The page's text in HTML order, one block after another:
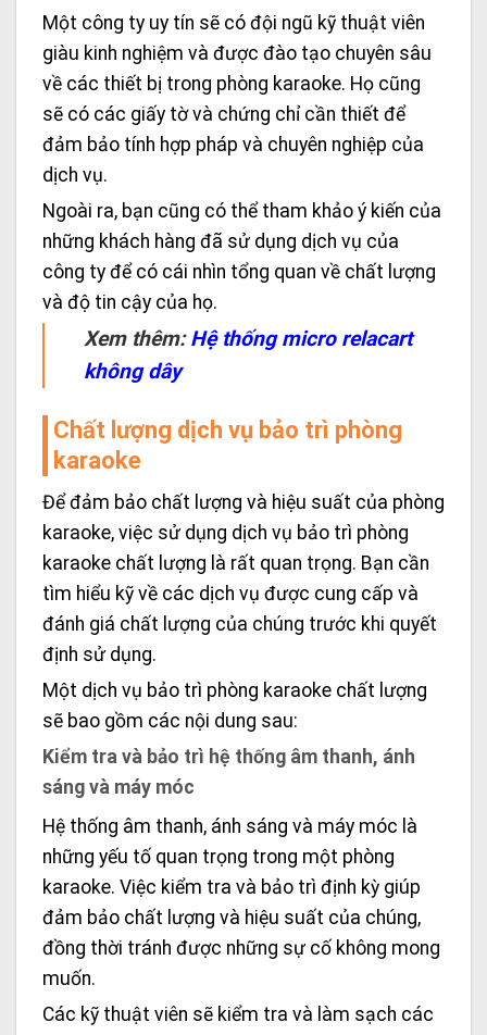
Một công ty uy tín sẽ có đội ngũ kỹ thuật viên
giàu kinh nghiệm và được đào tạo chuyên sâu
về các thiết bị trong phòng karaoke. Họ cũng
sẽ có các giấy tờ và chứng chỉ cần thiết để
đảm bảo tính hợp pháp và chuyên nghiệp của
dịch vụ.
Ngoài ra, bạn cũng có thể tham khảo ý kiến của
những khách hàng đã sử dụng dịch vụ của
công ty để có cái nhìn tổng quan về chất lượng
và độ tin cậy của họ.
Xem thêm:Hệ thống micro relacart
không dây
Chất lượng dịch vụ bảo trì phòng
karaoke
Để đảm bảo chất lượng và hiệu suất của phòng
karaoke, việc sử dụng dịch vụ bảo trì phòng
karaoke chất lượng là rất quan trọng. Bạn cần
tìm hiểu kỹ về các dịch vụ được cung cấp và
đánh giá chất lượng của chúng trước khi quyết
định sử dụng.
Một dịch vụ bảo trì phòng karaoke chất lượng
sẽ bao gồm các nội dung sau:
Kiểm tra và bảo trì hệ thống âm thanh, ánh
sáng và máy móc
Hệ thống âm thanh, ánh sáng và máy móc là
những yếu tố quan trọng trong một phòng
karaoke. Việc kiểm tra và bảo trì định kỳ giúp
đảm bảo chất lượng và hiệu suất của chúng,
đồng thời tránh được những sự cố không mong
muốn.
Các kỹ thuật viên sẽ kiểm tra và làm sạch các